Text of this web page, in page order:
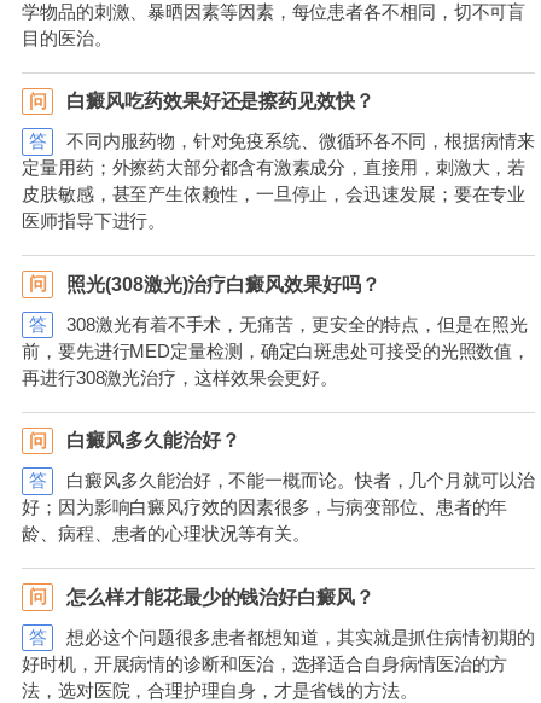
学物品的刺激、暴晒因素等因素，每位患者各不相同，切不可盲
目的医治。
问 白癜风吃药效果好还是擦药见效快？
答
不同内服药物，针对免疫系统、微循环各不同，根据病情来
定量用药；外擦药大部分都含有激素成分，直接用，刺激大，若
皮肤敏感，甚至产生依赖性，一旦停止，会迅速发展；要在专业
医师指导下进行。
问 照光(308激光)治疗白癜风效果好吗？
答
308激光有着不手术，无痛苦，更安全的特点，但是在照光
前，要先进行MED定量检测，确定白斑患处可接受的光照数值，
再进行308激光治疗，这样效果会更好。
问 白癜风多久能治好？
答
白癜风多久能治好，不能一概而论。快者，几个月就可以治
好；因为影响白癜风疗效的因素很多，与病变部位、患者的年
龄、病程、患者的心理状况等有关。
问 怎么样才能花最少的钱治好白癜风？
答
想必这个问题很多患者都想知道，其实就是抓住病情初期的
好时机，开展病情的诊断和医治，选择适合自身病情医治的方
法，选对医院，合理护理自身，才是省钱的方法。